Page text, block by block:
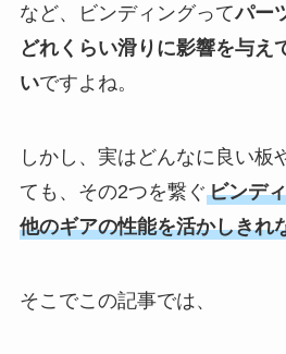
など、ビンディングってパー
どれくらい滑りに影響を与え
いですよね。
しかし、実はどんなに良い板
ても、その2つを繋ぐビンデ
他のギアの性能を活かしきれ
そこでこの記事では、